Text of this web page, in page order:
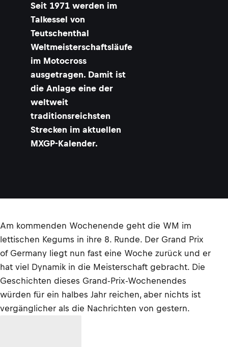
Seit 1971 werden im
Talkessel von
Teutschenthal
Weltmeisterschaftsläufe
im Motocross
ausgetragen. Damit ist
die Anlage eine der
weltweit
traditionsreichsten
Strecken im aktuellen
MXGP-Kalender.
Am kommenden Wochenende geht die WM im
lettischen Kegums in ihre 8. Runde. Der Grand Prix
of Germany liegt nun fast eine Woche zurück und er
hat viel Dynamik in die Meisterschaft gebracht. Die
Geschichten dieses Grand-Prix-Wochenendes
würden für ein halbes Jahr reichen, aber nichts ist
vergänglicher als die Nachrichten von gestern.